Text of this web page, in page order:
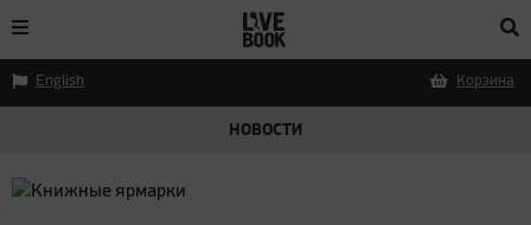
Корзина
English
НОВОСТИ